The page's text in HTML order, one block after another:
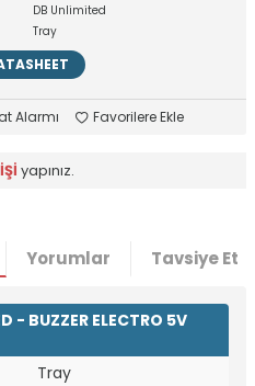
DB Unlimited
Tray
Alarmı Favorilere Ekle
yapınız.
Yorumlar Tavsiye Et
- BUZZER ELECTRO 5V
Tray